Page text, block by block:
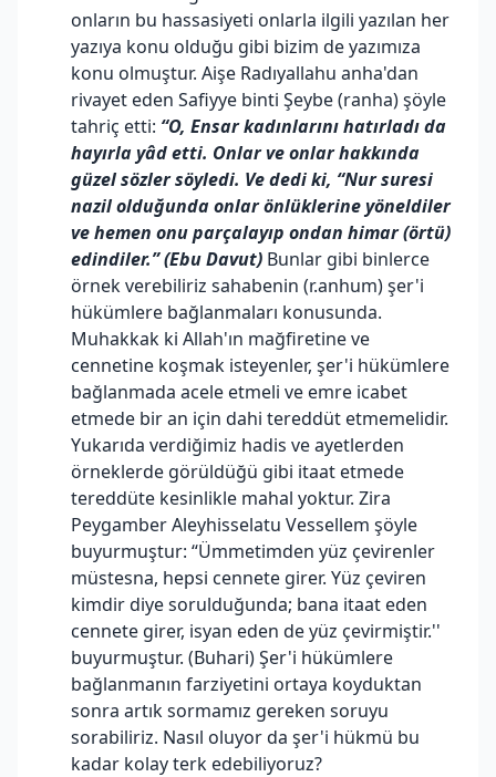
onların bu hassasiyeti onlarla ilgili yazılan her
yazıya konu olduğu gibi bizim de yazımıza
konu olmuştur. Aişe Radıyallahu anha'dan
rivayet eden Safiyye binti Şeybe (ranha) şöyle
tahriç etti: “O, Ensar kadınlarını hatırladı da
hayırla yâd etti. Onlar ve onlar hakkında
güzel sözler söyledi. Ve dedi ki, “Nur suresi
nazil olduğunda onlar önlüklerine yöneldiler
ve hemen onu parçalayıp ondan himar (örtü)
edindiler.” (Ebu Davut) Bunlar gibi binlerce
örnek verebiliriz sahabenin (r.anhum) şer'i
hükümlere bağlanmaları konusunda.
Muhakkak ki Allah'ın mağfiretine ve
cennetine koşmak isteyenler, şer'i hükümlere
bağlanmada acele etmeli ve emre icabet
etmede bir an için dahi tereddüt etmemelidir.
Yukarıda verdiğimiz hadis ve ayetlerden
örneklerde görüldüğü gibi itaat etmede
tereddüte kesinlikle mahal yoktur. Zira
Peygamber Aleyhisselatu Vessellem şöyle
buyurmuştur: “Ümmetimden yüz çevirenler
müstesna, hepsi cennete girer. Yüz çeviren
kimdir diye sorulduğunda; bana itaat eden
cennete girer, isyan eden de yüz çevirmiştir.''
buyurmuştur. (Buhari) Şer'i hükümlere
bağlanmanın farziyetini ortaya koyduktan
sonra artık sormamız gereken soruyu
sorabiliriz. Nasıl oluyor da şer'i hükmü bu
kadar kolay terk edebiliyoruz?